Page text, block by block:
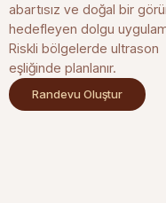
abartısız ve doğal bir
hedefleyen dolgu
Riskli bölgelerde ultrason
eşliğinde planlanır.
Randevu Oluştur